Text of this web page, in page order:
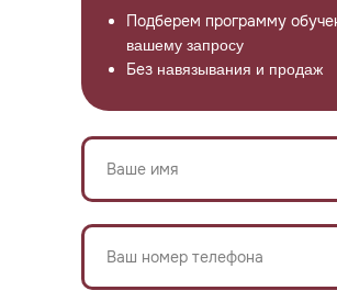
Подберем программу
вашему запросу
Без навязывания и продаж